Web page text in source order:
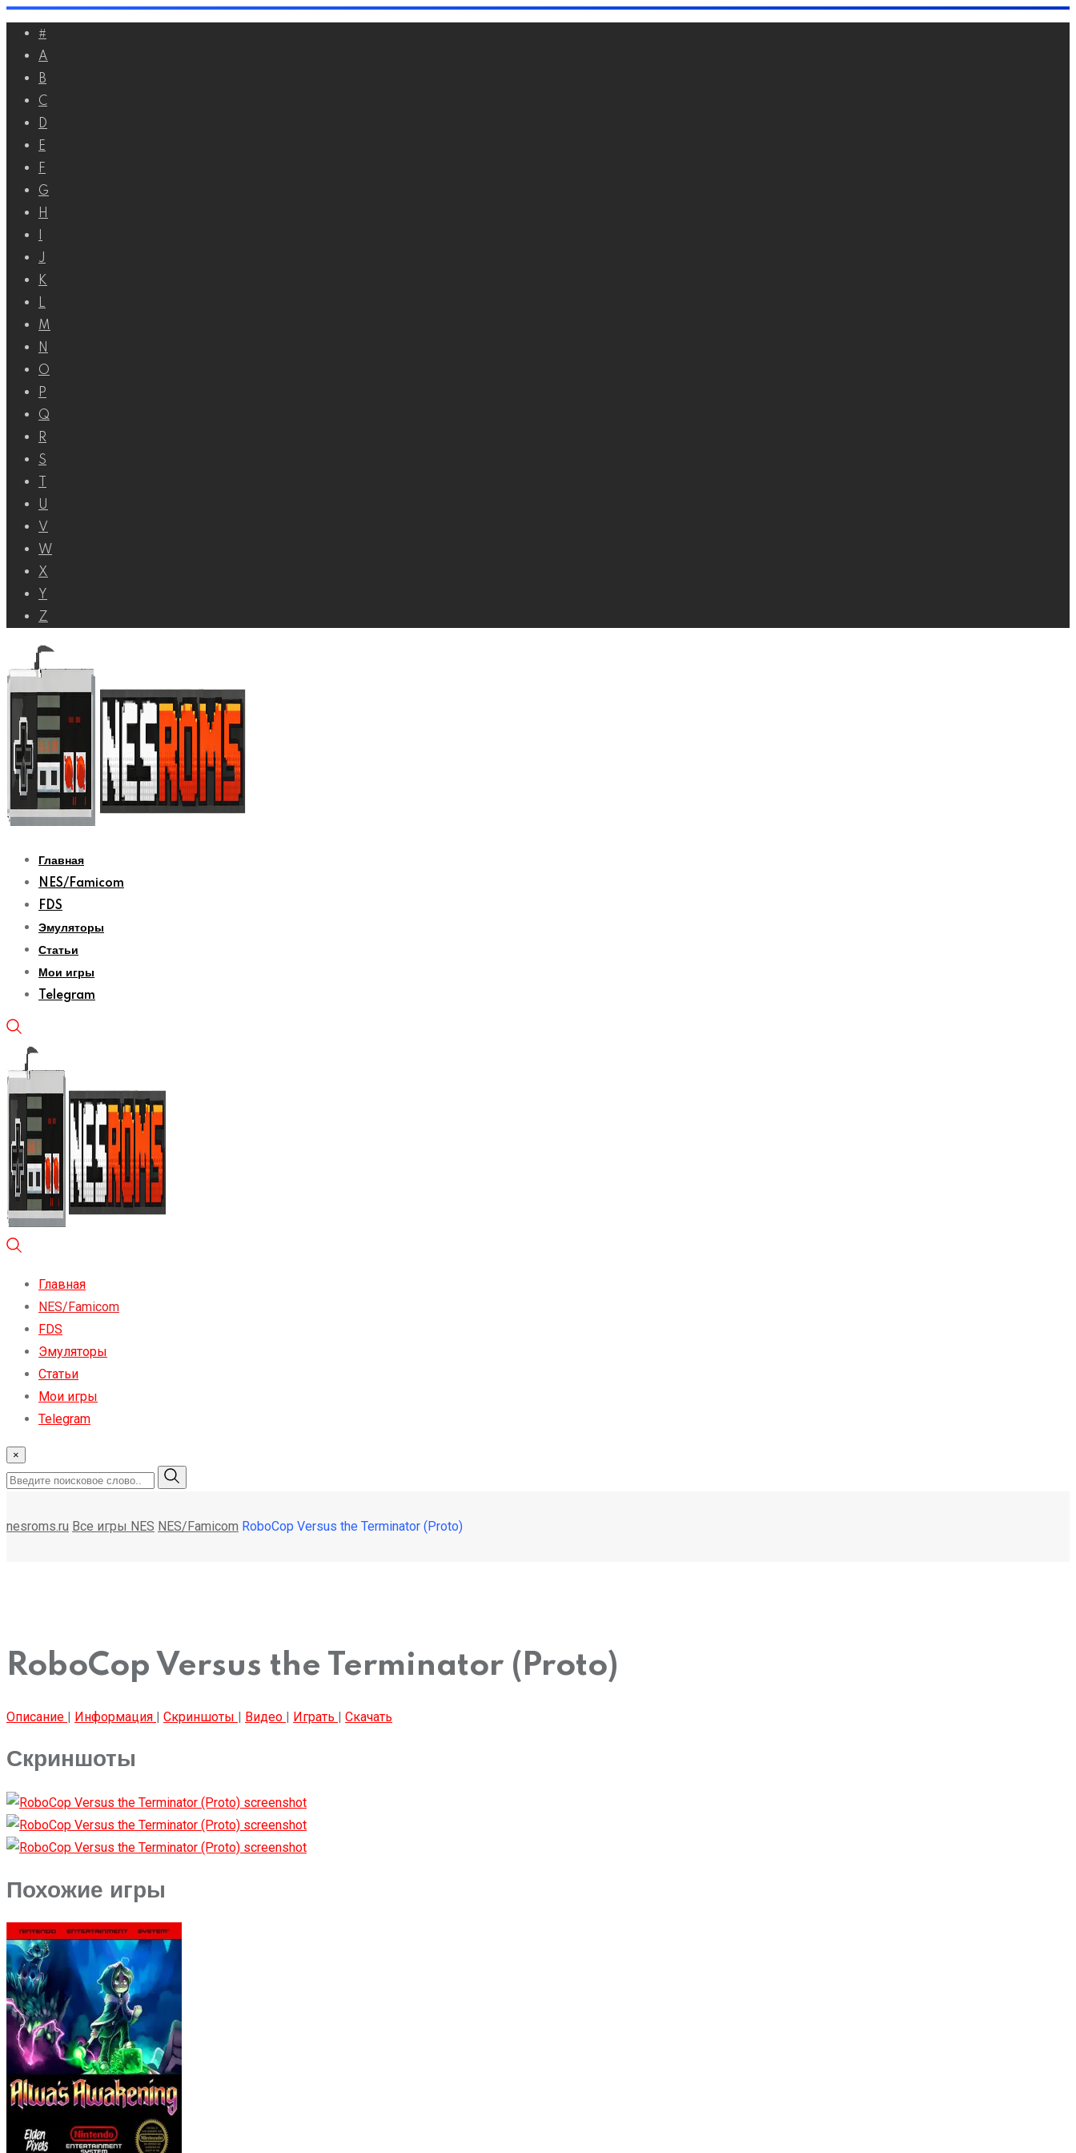
Перейти
контенту
#
A
B
C
D
E
F
G
H
J
K
L
M
N
O
P
Q
R
S
U
V
W
X
Y
Z
Главная
NES/Famicom
FDS
Эмуляторы
Статьи
Мои игры
Telegram
Главная
NES/Famicom
FDS
Эмуляторы
Статьи
Мои игры
Telegram
×
nesroms.ru Все игры NES NES/Famicom RoboCop Versus the Terminator (Proto)
RoboCop Versus the Terminator (Proto)
Описание | Информация | Скриншоты | Видео | Играть | Скачать
Скриншоты
Похожие игры